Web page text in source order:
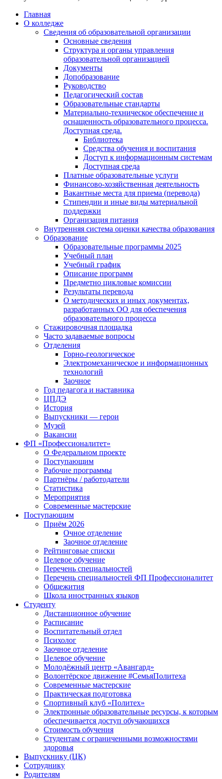
Главная
О колледже
Сведения об образовательной организации
Основные сведения
Структура и органы управления
образовательной организацией
Документы
Допобразование
Руководство
Педагогический состав
Образовательные стандарты
Материально-техническое обеспечение и
оснащенность образовательного процесса.
Доступная среда.
Библиотека
Средства обучения и воспитания
Доступ к информационным системам
Доступная среда
Платные образовательные услуги
Финансово-хозяйственная деятельность
Вакантные места для приема (перевода)
Стипендии и иные виды материальной
поддержки
Организация питания
Внутренняя система оценки качества образования
Образование
Образовательные программы 2025
Учебный план
Учебный график
Описание программ
Предметно цикловые комиссии
Результаты перевода
О методических и иных документах,
разработанных ОО для обеспечения
образовательного процесса
Стажировочная площадка
Часто задаваемые вопросы
Отделения
Горно-геологическое
Электромеханическое и информационных
технологий
Заочное
Год педагога и наставника
ЦПДЭ
История
Выпускники — герои
Музей
Вакансии
ФП «Профессионалитет»
О Федеральном проекте
Поступающим
Рабочие программы
Партнёры / работодатели
Статистика
Мероприятия
Современные мастерские
Поступающим
Приём 2026
Очное отделение
Заочное отделение
Рейтинговые списки
Целевое обучение
Перечень специальностей
Перечень специальностей ФП Профессионалитет
Общежития
Школа иностранных языков
Студенту
Дистанционное обучение
Расписание
Воспитательный отдел
Психолог
Заочное отделение
Целевое обучение
Молодёжный центр «Авангард»
Волонтёрское движение #СемьяПолитеха
Современные мастерские
Практическая подготовка
Спортивный клуб «Политех»
Электронные образовательные ресурсы, к которым
обеспечивается доступ обучающихся
Стоимость обучения
Студентам с ограниченными возможностями
здоровья
Выпускнику (ЦК)
Сотруднику
Родителям